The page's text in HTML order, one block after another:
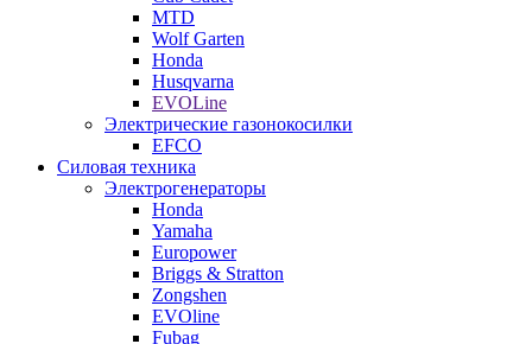
MTD
Wolf Garten
Honda
Husqvarna
EVOLine
Электрические газонокосилки
EFCO
Силовая техника
Электрогенераторы
Honda
Yamaha
Europower
Briggs & Stratton
Zongshen
EVOline
Fubag